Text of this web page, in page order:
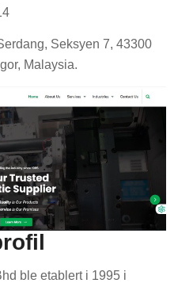
Seksyen 7, 43300
Malaysia.
ble etablert i 1995 i